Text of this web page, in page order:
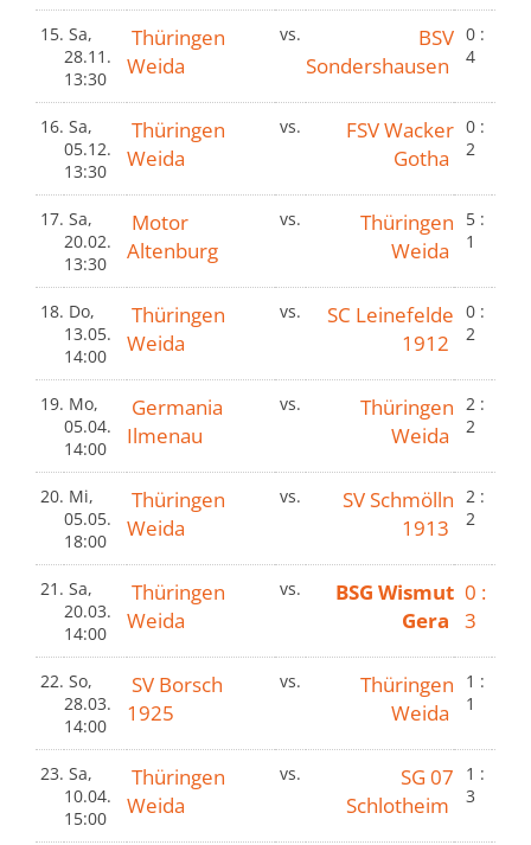
15. Sa,
28.11.
13:30
Thüringen
Weida
vs.
BSV
Sondershausen
0 :
4
16. Sa,
05.12.
13:30
Thüringen
Weida
vs.
FSV Wacker
Gotha
0 :
2
17. Sa,
20.02.
13:30
Motor
Altenburg
vs.
Thüringen
Weida
5 :
1
18. Do,
13.05.
14:00
Thüringen
Weida
vs.
SC Leinefelde
1912
0 :
2
19. Mo,
05.04.
14:00
Germania
Ilmenau
vs.
Thüringen
Weida
2 :
2
20. Mi,
05.05.
18:00
Thüringen
Weida
vs.
SV Schmölln
1913
2 :
2
21. Sa,
20.03.
14:00
Thüringen
Weida
vs.
BSG Wismut
Gera
0 :
3
22. So,
28.03.
14:00
SV Borsch
1925
vs.
Thüringen
Weida
1 :
1
23. Sa,
10.04.
15:00
Thüringen
Weida
vs.
SG 07
Schlotheim
1 :
3